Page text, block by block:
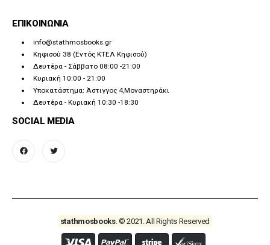
ΕΠΙΚΟΙΝΩΝΙΑ
info@stathmosbooks.gr
Κηφισού 38 (Εντός ΚΤΕΛ Κηφισού)
Δευτέρα - Σάββατο 08:00 -21:00
Κυριακή 10:00 - 21:00
Υποκατάστημα: Άστιγγος 4,Μοναστηράκι
Δευτέρα - Κυριακή 10:30 -18:30
SOCIAL MEDIA
facebook twitter
stathmosbooks. © 2021. All Rights Reserved